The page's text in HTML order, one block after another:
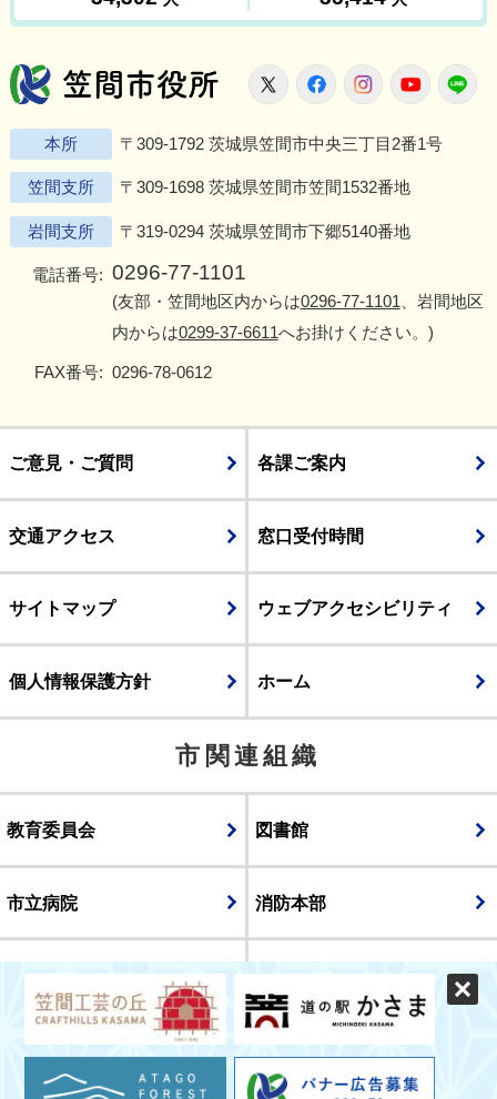
笠間市役所
X FacebookInstagram
本所 〒309-1792 茨城県笠間市中央三丁目2番1号
笠間支所 〒309-1698 茨城県笠間市笠間1532番地
岩間支所 〒319-0294 茨城県笠間市下郷5140番地
電話番号: 0296-77-1101
(友部・笠間地区内からは0296-77-1101 、岩間地区
内からは0299-37-6611へお掛けください。)
FAX番号: 0296-78-0612
ご意見・ご質問 各課ご案内
交通アクセス 窓口受付時間
サイトマップ ウェブアクセシビリティ
個人情報保護方針 ホーム
市関連組織
教育委員会 図書館
市立病院 消防本部
議会
表示 スマートフォン版 パソコン版